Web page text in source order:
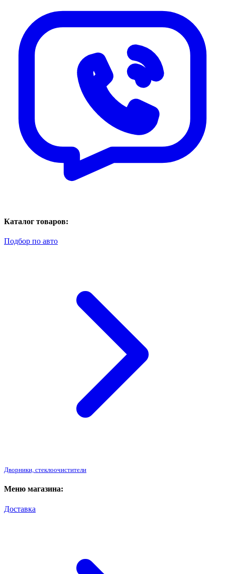
Каталог товаров:
Подбор по авто
Дворники, стеклоочистители
Меню магазина:
Доставка